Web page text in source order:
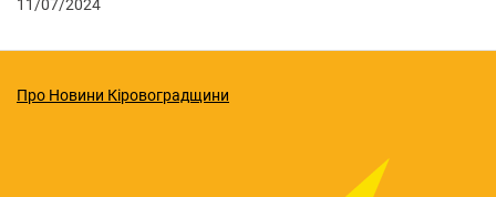
11/07/2024
Про Новини Кіровоградщини